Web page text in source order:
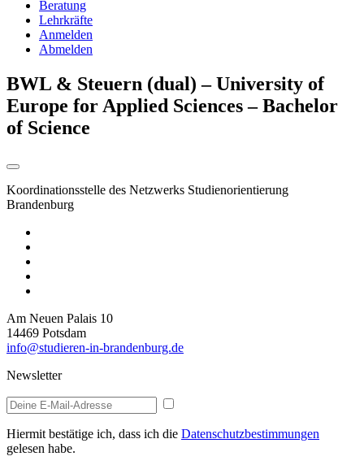
Beratung
Lehrkräfte
Anmelden
Abmelden
BWL & Steuern (dual) – University of
Europe for Applied Sciences – Bachelor
of Science
Koordinationsstelle des Netzwerks Studienorientierung
Brandenburg
Am Neuen Palais 10
14469 Potsdam
info@studieren-in-brandenburg.de
Newsletter
Hiermit bestätige ich, dass ich die Datenschutzbestimmungen
gelesen habe.